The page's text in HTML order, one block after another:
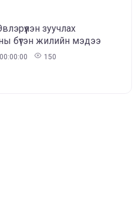
зуучлах
бүтэн жилийн мэдээ
150